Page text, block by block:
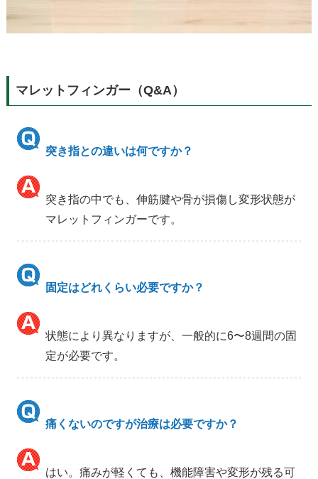
マレットフィンガー（Q&A）
突き指との違いは何ですか？
突き指の中でも、伸筋腱や骨が損傷し変形状態が
マレットフィンガーです。
固定はどれくらい必要ですか？
状態により異なりますが、一般的に6〜8週間の固
定が必要です。
痛くないのですが治療は必要ですか？
はい。痛みが軽くても、機能障害や変形が残る可